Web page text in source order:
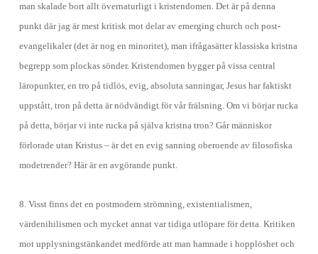
man skalade bort allt övernaturligt i kristendomen. Det är på denna
punkt där jag är mest kritisk mot delar av emerging church och post-
evangelikaler (det är nog en minoritet), man ifrågasätter klassiska kristna
begrepp som plockas sönder. Kristendomen bygger på vissa central
läropunkter, en tro på tidlös, evig, absoluta sanningar, Jesus har faktiskt
uppstått, tron på detta är nödvändigt för vår frälsning. Om vi börjar rucka
på detta, börjar vi inte rucka på själva kristna tron? Går människor
förlorade utan Kristus – är det en evig sanning oberoende av filosofiska
modetrender? Här är en avgörande punkt.
8. Visst finns det en postmodern strömning, existentialismen,
värdenihilismen och mycket annat var tidiga utlöpare för detta. Kritiken
mot upplysningstänkandet medförde att man hamnade i hopplöshet och